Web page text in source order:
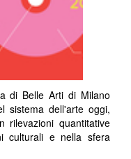
di Belle Arti di Milano
sistema dell'arte oggi,
rilevazioni quantitative
culturali e nella sfera